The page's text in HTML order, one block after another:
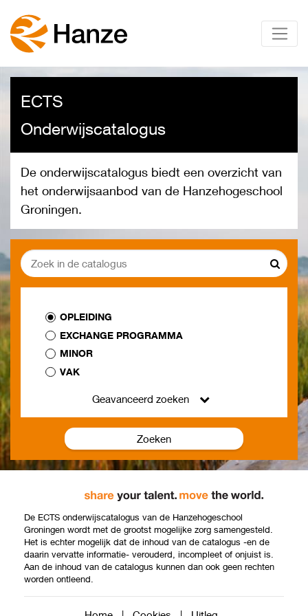
ECTS
Onderwijs­catalogus
De onderwijscatalogus biedt een overzicht van
het onderwijsaanbod van de Hanzehogeschool
Groningen.
Zoeken
OPLEIDING
EXCHANGE PROGRAMMA
MINOR
VAK
Geavanceerd zoeken
Zoeken
De ECTS onderwijscatalogus van de Hanzehogeschool
Groningen wordt met de grootst mogelijke zorg samengesteld.
Het is echter mogelijk dat de inhoud van de catalogus -en de
daarin vervatte informatie- verouderd, incompleet of onjuist is.
Aan de inhoud van de catalogus kunnen dan ook geen rechten
worden ontleend.